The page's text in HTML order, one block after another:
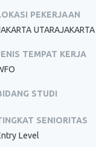
PEKERJAAN
UTARAJAKARTA
TEMPAT KERJA
STUDI
SENIORITAS
Level